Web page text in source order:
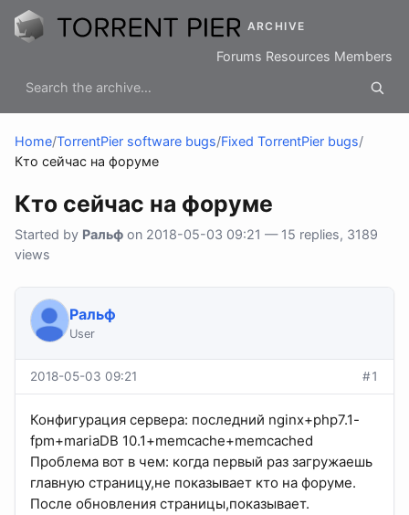
ARCHIVE
Forums Resources Members
Home/TorrentPier software bugs/Fixed TorrentPier bugs/
Кто сейчас на форуме
Кто сейчас на форуме
Started by Ральф on 2018-05-03 09:21 — 15 replies, 3189
views
Ральф
User
2018-05-03 09:21 #1
Конфигурация сервера: последний nginx+php7.1-
fpm+mariaDB 10.1+memcache+memcached
Проблема вот в чем: когда первый раз загружаешь
главную страницу,не показывает кто на форуме.
После обновления страницы,показывает.